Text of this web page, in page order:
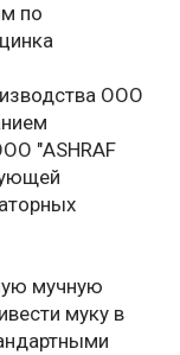
по
ООО
"ASHRAF
мучную
муку в